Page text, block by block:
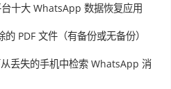
十大 WhatsApp 数据恢复应用
PDF 文件（有备份或无备份）
丢失的手机中检索 WhatsApp 消